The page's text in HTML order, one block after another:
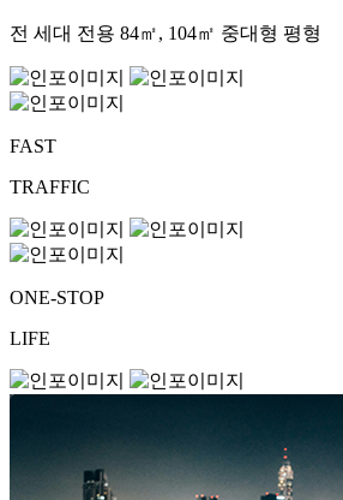
전 세대 전용 84㎡, 104㎡ 중대형 평형
FAST
TRAFFIC
ONE-STOP
LIFE